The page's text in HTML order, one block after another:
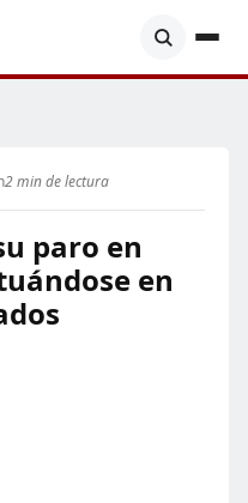
2 min de lectura
paro en
en